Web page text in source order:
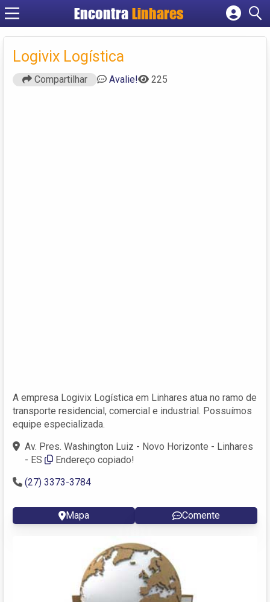
EncontraLinhares
Cadastrar empresa
Criar conta
Logivix Logística
Compartilhar Avalie! 225
A empresa Logivix Logística em Linhares atua no ramo de
transporte residencial, comercial e industrial. Possuímos
equipe especializada.
Av. Pres. Washington Luiz - Novo Horizonte - Linhares
- ES
Endereço copiado!
(27) 3373-3784
Mapa Comente